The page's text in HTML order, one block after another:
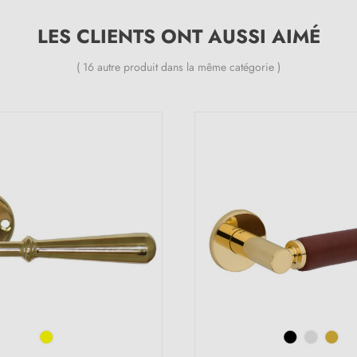
LES CLIENTS ONT AUSSI AIMÉ
( 16 autre produit dans la même catégorie )